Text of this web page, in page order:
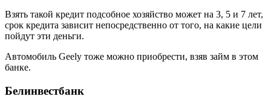
Взять такой кредит подсобное хозяйство может на 3, 5 и 7 лет,
срок кредита зависит непосредственно от того, на какие цели
пойдут эти деньги.
Автомобиль Geely тоже можно приобрести, взяв займ в этом
банке.
Белинвестбанк